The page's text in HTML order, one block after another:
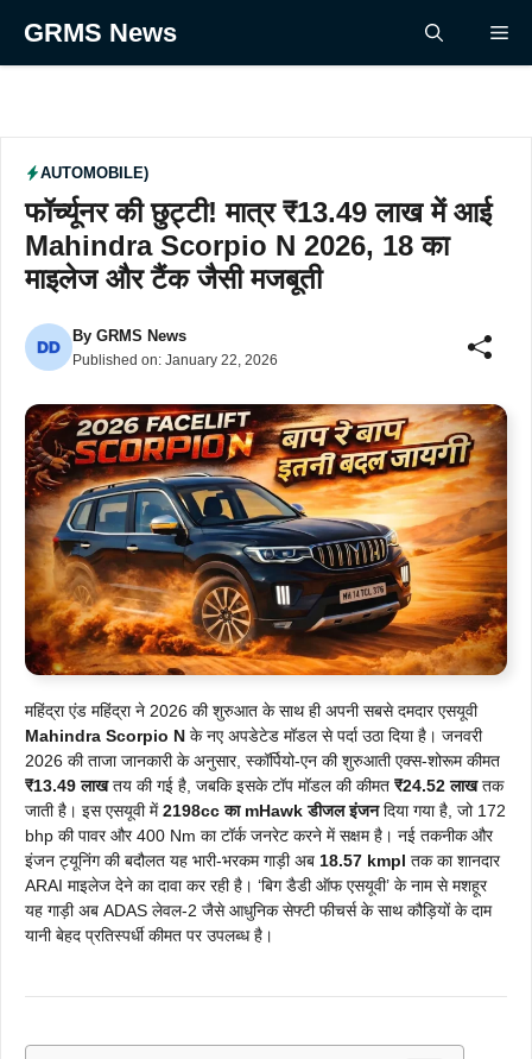
GRMS News
AUTOMOBILE)
फॉर्च्यूनर की छुट्टी! मात्र ₹13.49 लाख में आई
Mahindra Scorpio N 2026, 18 का
माइलेज और टैंक जैसी मजबूती
By GRMS News
Published on: January 22, 2026
महिंद्रा एंड महिंद्रा ने 2026 की शुरुआत के साथ ही अपनी सबसे दमदार एसयूवी
Mahindra Scorpio N के नए अपडेटेड मॉडल से पर्दा उठा दिया है। जनवरी
2026 की ताजा जानकारी के अनुसार, स्कॉर्पियो-एन की शुरुआती एक्स-शोरूम कीमत
₹13.49 लाखतय की गई है, जबकि इसके टॉप मॉडल की कीमत ₹24.52 लाखतक
जाती है। इस एसयूवी में2198cc का mHawk डीजल इंजनदिया गया है, जो 172
bhp की पावर और 400 Nm का टॉर्क जनरेट करने में सक्षम है। नई तकनीक और
इंजन ट्यूनिंग की बदौलत यह भारी-भरकम गाड़ी अब 18.57 kmpl तक का शानदार
ARAI माइलेज देने का दावा कर रही है। ‘बिग डैडी ऑफ एसयूवी’ के नाम से मशहूर
यह गाड़ी अब ADAS लेवल-2 जैसे आधुनिक सेफ्टी फीचर्स के साथ कौड़ियों के दाम
यानी बेहद प्रतिस्पर्धी कीमत पर उपलब्ध है।